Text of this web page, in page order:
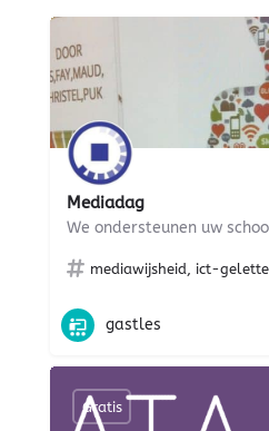
Mediadag
mediawijsheid, ict-
gastles
Gratis